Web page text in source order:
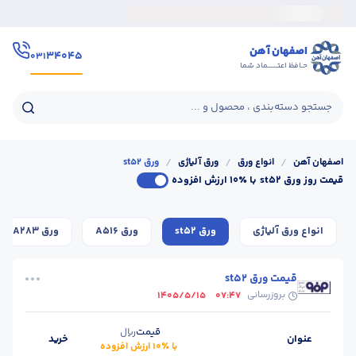
اصفهان آهن
حـافظ اعتــــــماد شما
۳۴۰۴۵۰۳۱
جستجو دسته‌بندی ، محصول و ...
اصفهان آهن / انواع ورق / ورق آلیاژی / ورق st52
قیمت روز ورق st52 با ٪۱۰ ارزش افزوده
انواع ورق آلیاژی ورق st52 ورق A516 ورق A283
قیمت ورق st52
بروزرسانی 07:47
1405/5/15
عنوان قیمتریال
با ٪۱۰ ارزش افزوده
خرید